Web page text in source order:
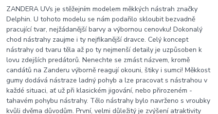
ZANDERA UVs je stěžejním modelem měkkých nástrah značky
Delphin. U tohoto modelu se nám podařilo skloubit bezvadně
pracující tvar, nejžádanější barvy a výbornou cenovku! Dokonalý
chod nástrahy zaujme i ty nejfikanější dravce. Celý koncept
nástrahy od tvaru těla až po ty nejmenší detaily je uzpůsoben k
lovu zdejších predátorů. Nenechte se zmást názvem, kromě
candátů na Zanderu výborně reagují okouni, štiky i sumci! Měkkost
gumy dodává nástraze ladný pohyb a lze pracovat s nástrahou v
každé situaci, ať už při klasickém jigování, nebo přirozeném -
tahavém pohybu nástrahy. Tělo nástrahy bylo navrženo s vroubky
kvůli dvěma důvodům. První, velmi důležitý je zvýšení atraktivity